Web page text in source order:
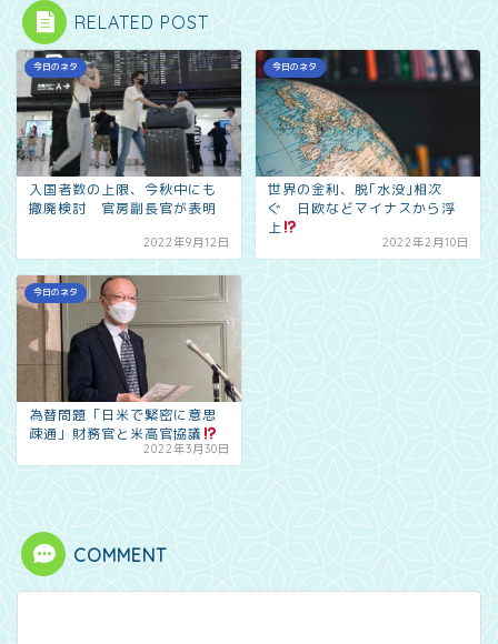
RELATED POST
今日のネタ
入国者数の上限、今秋中にも
撤廃検討 官房副長官が表明
2022年9月12日
今日のネタ
世界の金利、脱｢水没｣相次
ぐ 日欧などマイナスから浮
上
2022年2月10日
今日のネタ
為替問題「日米で緊密に意思
疎通」財務官と米高官協議
2022年3月30日
COMMENT